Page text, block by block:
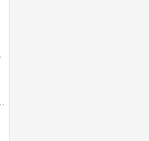
雙頭電磁爐